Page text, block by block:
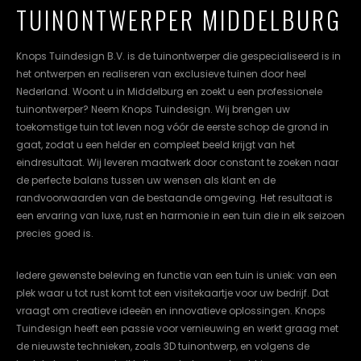
NL EN DE
TUINONTWERPER MIDDELBURG
Knops Tuindesign B.V. is de tuinontwerper die gespecialiseerd is in
het ontwerpen en realiseren van exclusieve tuinen door heel
Nederland. Woont u in Middelburg en zoekt u een professionele
tuinontwerper? Neem Knops Tuindesign. Wij brengen uw
toekomstige tuin tot leven nog vóór de eerste schop de grond in
gaat, zodat u een helder en compleet beeld krijgt van het
eindresultaat. Wij leveren maatwerk door constant te zoeken naar
de perfecte balans tussen uw wensen als klant en de
randvoorwaarden van de bestaande omgeving. Het resultaat is
een ervaring van luxe, rust en harmonie in een tuin die in elk seizoen
precies goed is.
Iedere gewenste beleving en functie van een tuin is uniek: van een
plek waar u tot rust komt tot een visitekaartje voor uw bedrijf. Dat
vraagt om creatieve ideeën en innovatieve oplossingen. Knops
Tuindesign heeft een passie voor vernieuwing en werkt graag met
de nieuwste technieken, zoals 3D tuinontwerp, en volgens de
cookievoorkeuren
instellen.
COOKIE-
INSTELLINGEN
ALLES
AFWIJZEN
ALLE
COOKIES
ACCEPTEREN